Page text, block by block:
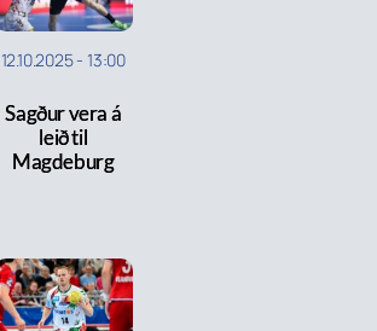
12.10.2025- 13:00
Sagður vera á
leið til
Magdeburg